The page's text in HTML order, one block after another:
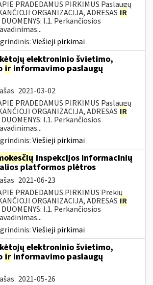
PRADEDAMUS PIRKIMUS Paslaugų
ORGANIZACIJA, ADRESAS IR
I.1. Perkančiosios
Viešieji pirkimai
elektroninio švietimo,
ir informavimo paslaugų
2021-03-02
PRADEDAMUS PIRKIMUS Paslaugų
ORGANIZACIJA, ADRESAS IR
I.1. Perkančiosios
Viešieji pirkimai
inspekcijos informacinių
platformos plėtros
2021-06-23
PRADEDAMUS PIRKIMUS Prekių
ORGANIZACIJA, ADRESAS IR
I.1. Perkančiosios
Viešieji pirkimai
elektroninio švietimo,
ir informavimo paslaugų
2021-05-26